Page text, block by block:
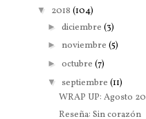
▼ 2018 (104)
►diciembre(3)
► noviembre(5)
►octubre(7)
▼ septiembre(11)
WRAP UP: Agosto
Reseña: Sin corazón